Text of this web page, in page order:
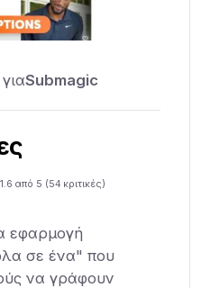
Submagic
1.6 από 5 (54 κριτικές)
εφαρμογή
σε ένα" που
να γράφουν